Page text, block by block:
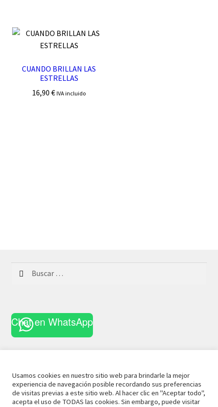
CUANDO BRILLAN LAS
ESTRELLAS
16,90€ IVA incluido
Chat en WhatsApp
© 2021 La Casa CuriosaAviso Legal
Términos y
Condiciones
Política de Privacidad Política de Cookies
Usamos cookies en nuestro sitio web para brindarle la mejor
experiencia de navegación posible recordando sus preferencias
de visitas previas a este sitio web. Al hacer clic en "Aceptar todo",
acepta el uso de TODAS las cookies. Sin embargo, puede visitar